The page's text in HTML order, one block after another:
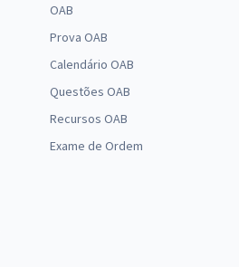
OAB
Prova OAB
Calendário OAB
Questões OAB
Recursos OAB
Exame de Ordem